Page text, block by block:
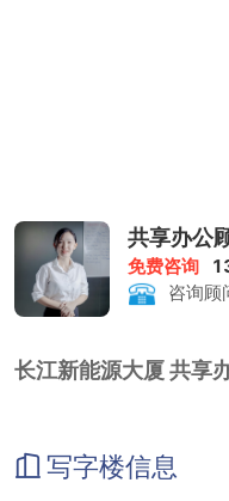
共享办公
免费咨询
咨询顾
长江新能源大厦 共享
写字楼信息